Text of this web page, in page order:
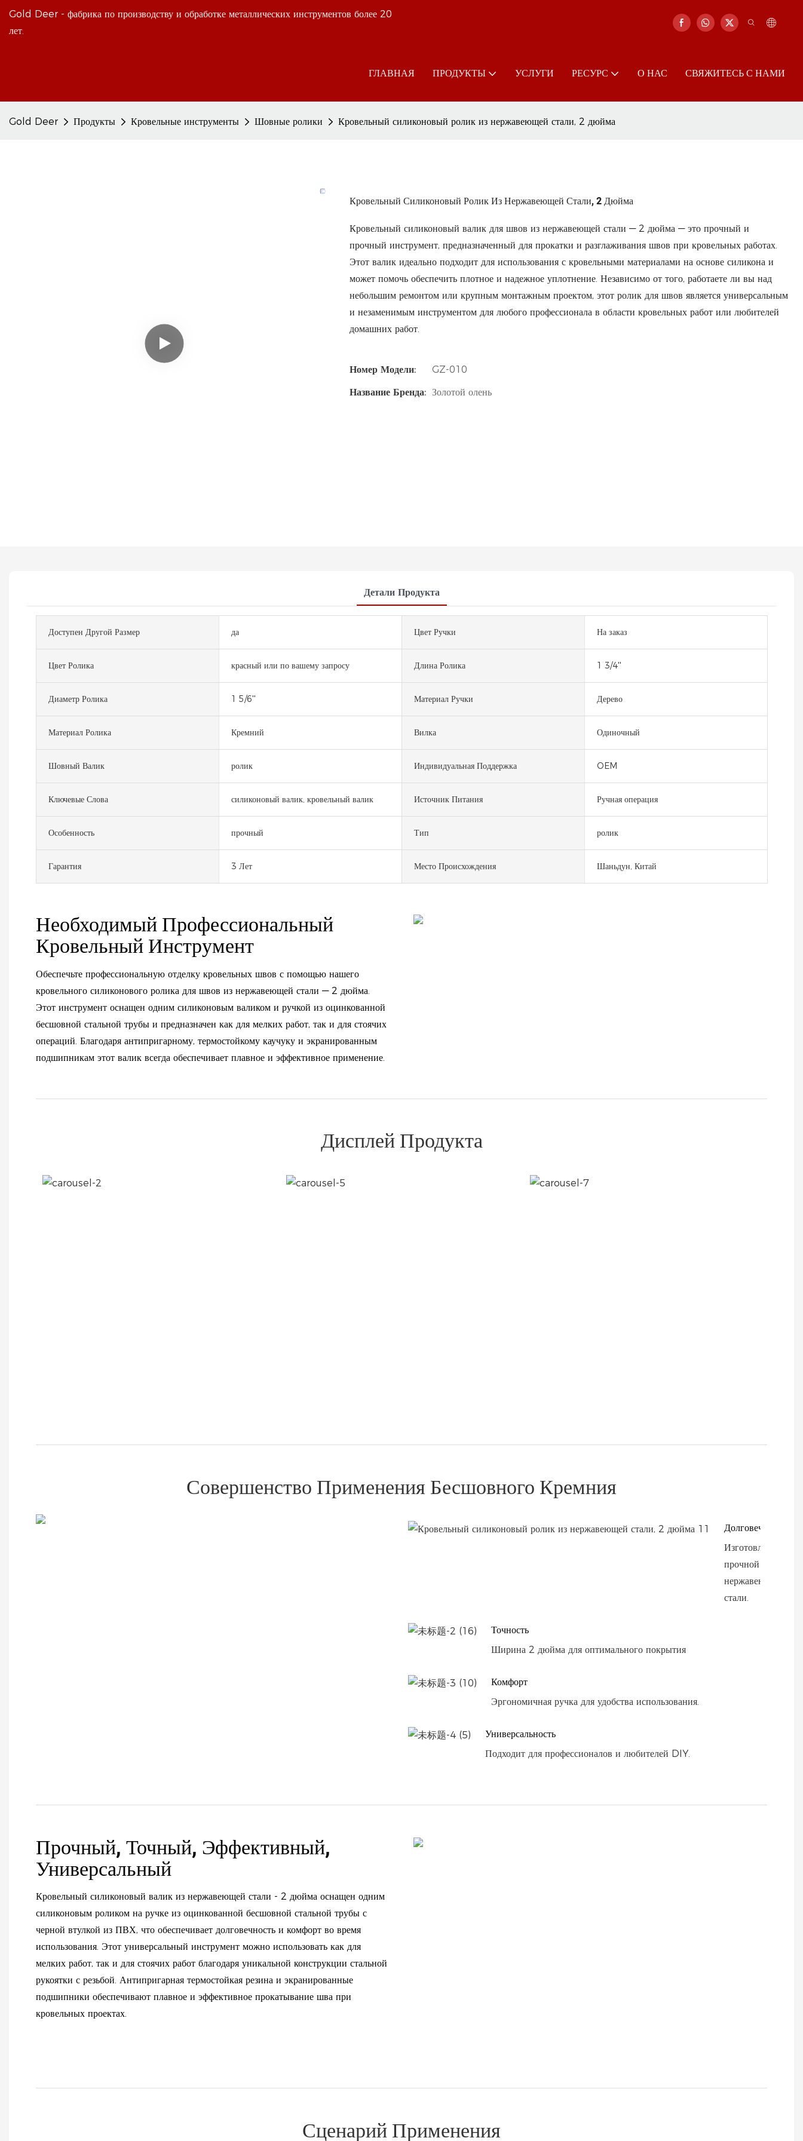
Gold Deer - фабрика по производству и обработке металлических инструментов более 20
лет.
ГЛАВНАЯ ПРОДУКТЫ УСЛУГИ РЕСУРС О НАС СВЯЖИТЕСЬ С НАМИ
Gold Deer Продукты Кровельные инструменты Шовные ролики Кровельный силиконовый ролик из нержавеющей стали, 2 дюйма
Кровельный Силиконовый Ролик Из Нержавеющей Стали, 2 Дюйма
Кровельный силиконовый валик для швов из нержавеющей стали — 2 дюйма — это прочный и
прочный инструмент, предназначенный для прокатки и разглаживания швов при кровельных работах.
Этот валик идеально подходит для использования с кровельными материалами на основе силикона и
может помочь обеспечить плотное и надежное уплотнение. Независимо от того, работаете ли вы над
небольшим ремонтом или крупным монтажным проектом, этот ролик для швов является универсальным
и незаменимым инструментом для любого профессионала в области кровельных работ или любителей
домашних работ.
Номер Модели:
GZ-010
Название Бренда: Золотой олень
Детали Продукта
Доступен Другой Размер да Цвет Ручки На заказ
Цвет Ролика красный или по вашему запросу Длина Ролика 1 3/4''
Диаметр Ролика 1 5/6'' Материал Ручки Дерево
Материал Ролика Кремний Вилка Одиночный
Шовный Валик ролик Индивидуальная Поддержка OEM
Ключевые Слова силиконовый валик, кровельный валик Источник Питания Ручная операция
Особенность прочный Тип ролик
Гарантия 3 Лет Место Происхождения Шаньдун, Китай
Необходимый Профессиональный
Кровельный Инструмент
Обеспечьте профессиональную отделку кровельных швов с помощью нашего
кровельного силиконового ролика для швов из нержавеющей стали — 2 дюйма.
Этот инструмент оснащен одним силиконовым валиком и ручкой из оцинкованной
бесшовной стальной трубы и предназначен как для мелких работ, так и для стоячих
операций. Благодаря антипригарному, термостойкому каучуку и экранированным
подшипникам этот валик всегда обеспечивает плавное и эффективное применение.
Дисплей Продукта
Совершенство Применения Бесшовного Кремния
Долговечность
Изготовлен из
прочной
нержавеющей
стали.
Точность
Ширина 2 дюйма для оптимального покрытия
Комфорт
Эргономичная ручка для удобства использования.
Универсальность
Подходит для профессионалов и любителей DIY.
Прочный, Точный, Эффективный,
Универсальный
Кровельный силиконовый валик из нержавеющей стали - 2 дюйма оснащен одним
силиконовым роликом на ручке из оцинкованной бесшовной стальной трубы с
черной втулкой из ПВХ, что обеспечивает долговечность и комфорт во время
использования. Этот универсальный инструмент можно использовать как для
мелких работ, так и для стоячих работ благодаря уникальной конструкции стальной
рукоятки с резьбой. Антипригарная термостойкая резина и экранированные
подшипники обеспечивают плавное и эффективное прокатывание шва при
кровельных проектах.
Сценарий Применения